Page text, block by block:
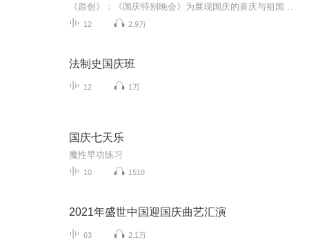
12 2.9万
法制史国庆班
12 1万
国庆七天乐
魔性早功练习
10 1518
2021年盛世中国迎国庆曲艺汇演
63 2.1万